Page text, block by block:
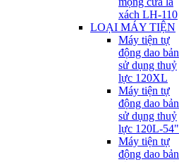
xách LH-110
LOẠI MÁY TIỆN
Máy tiện tự
động dao bản
sử dụng thuỷ
lực 120XL
Máy tiện tự
động dao bản
sử dụng thuỷ
lực 120L-54"
Máy tiện tự
động dao bản